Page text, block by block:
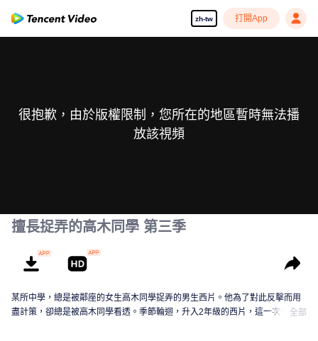
zh-tw 打開App
很抱歉，由於版權限制，您所在的地區暫時無法播
放該視頻
擅長捉弄的高木同學 第三季
某所中學，總是被鄰座的女生高木同學捉弄的男生西片。他為了對此反擊而用
盡計策，卻總是被高木同學看透。季節輪迴，升入2年級的西片，這一次他是否
全部